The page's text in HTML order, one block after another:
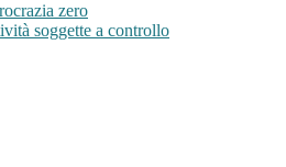
zero
soggette a controllo